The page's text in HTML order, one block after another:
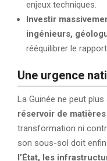
enjeux techniques.
Investir
ingénieurs,
rééquilibrer le
Une urgence
La Guinée ne peut
réservoir de
transformation ni
son sous-sol doit
l’État, les